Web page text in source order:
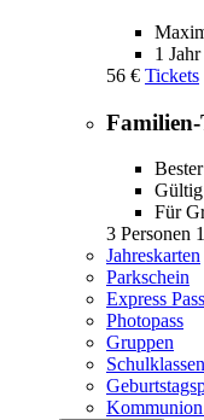
1
56 € Tickets
Für
3 Personen
Jahreskarten
Parkschein
Express Pass
Photopass
Gruppen
Schulklassen